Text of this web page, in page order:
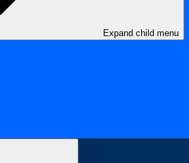
Expand child menu